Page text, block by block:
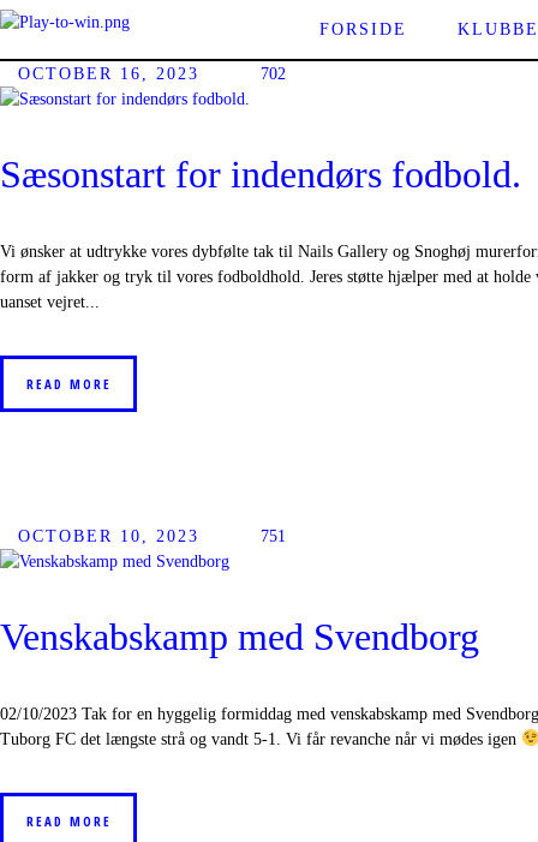
FORSIDE
OCTOBER 16, 2023 702
Sæsonstart for indendørs fodbold.
Vi ønsker at udtrykke vores dybfølte tak til Nails Gallery og Snoghøj
form af jakker og tryk til vores fodboldhold. Jeres støtte hjælper med at holde
uanset vejret...
READ MORE
OCTOBER 10, 2023 751
Venskabskamp med Svendborg
02/10/2023 Tak for en hyggelig formiddag med venskabskamp med
Tuborg FC det længste strå og vandt 5-1. Vi får revanche når vi mødes igen
READ MORE